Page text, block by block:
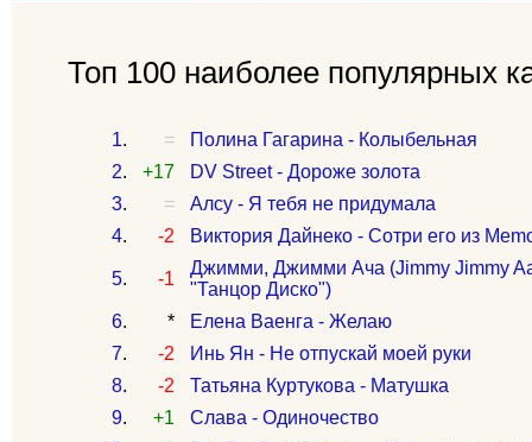
Топ 100 наиболее популярных
1. =
Полина Гагарина - Колыбельная
2. +17
DV Street - Дороже золота
3. =
Алсу - Я тебя не придумала
4. -2 Виктория Дайнеко - Сотри его из
5. -1
Джимми, Джимми Ача (Jimmy Jimmy
"Танцор Диско")
6. *
Елена Ваенга - Желаю
7. -2
Инь Ян - Не отпускай моей руки
8. -2
Татьяна Куртукова - Матушка
9. +1
Слава - Одиночество